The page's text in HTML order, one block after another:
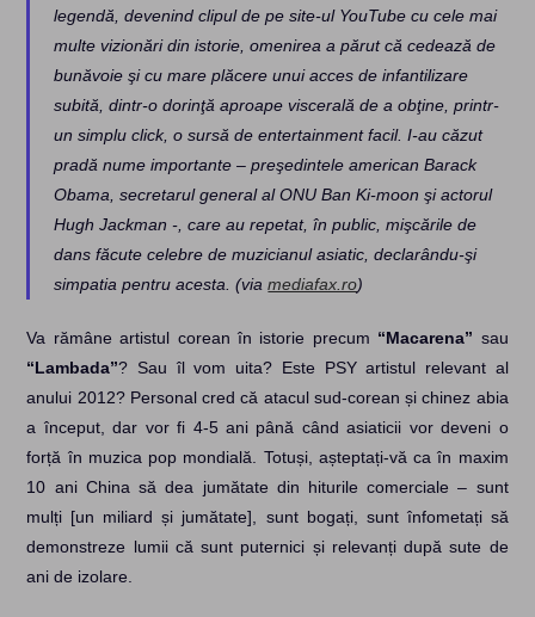
legendă, devenind clipul de pe site-ul YouTube cu cele mai
multe vizionări din istorie, omenirea a părut că cedează de
bunăvoie şi cu mare plăcere unui acces de infantilizare
subită, dintr-o dorinţă aproape viscerală de a obţine, printr-
un simplu click, o sursă de entertainment facil. I-au căzut
pradă nume importante – preşedintele american Barack
Obama, secretarul general al ONU Ban Ki-moon şi actorul
Hugh Jackman -, care au repetat, în public, mişcările de
dans făcute celebre de muzicianul asiatic, declarându-şi
simpatia pentru acesta. (viamediafax.ro)
Va rămâne artistul corean în istorie precum “Macarena” sau
“Lambada”? Sau îl vom uita? Este PSY artistul relevant al
anului 2012? Personal cred că atacul sud-corean și chinez abia
a început, dar vor fi 4-5 ani până când asiaticii vor deveni o
forță în muzica pop mondială. Totuși, așteptați-vă ca în maxim
10 ani China să dea jumătate din hiturile comerciale – sunt
mulți [un miliard și jumătate], sunt bogați, sunt înfometați să
demonstreze lumii că sunt puternici și relevanți după sute de
ani de izolare.